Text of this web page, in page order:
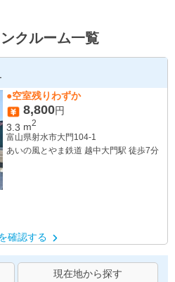
クルーム一覧
●空室残りわずか
8,800円
3.3 m2
富山県射水市大門104-1
あいの風とやま鉄道 越中大門駅 徒歩7分
確認する
現在地から探す